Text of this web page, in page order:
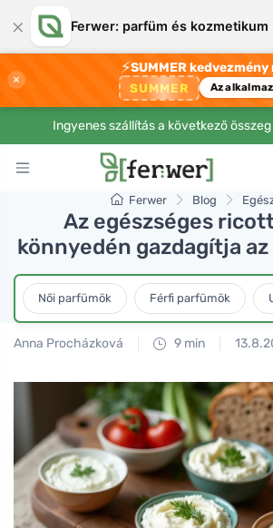
× Ferwer: parfüm és kozmetikum
×
⚡SUMMER
SUMMER Az
Ingyenes szállítás a következő
Ferwer Blog
Az egészséges
könnyedén gazdagítja
Női parfümök Férfi parfümök
Anna Procházková 9 min